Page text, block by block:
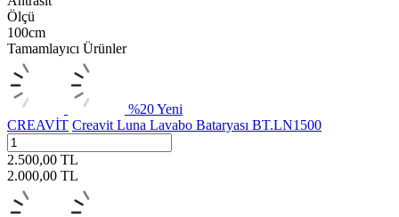
Ölçü
100cm
Tamamlayıcı Ürünler
%20Yeni
CREAVİT Creavit Luna Lavabo Bataryası BT.LN1500
2.500,00 TL
2.000,00 TL